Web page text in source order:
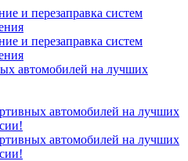
и перезаправка систем
и перезаправка систем
автомобилей на лучших
автомобилей на лучших
автомобилей на лучших